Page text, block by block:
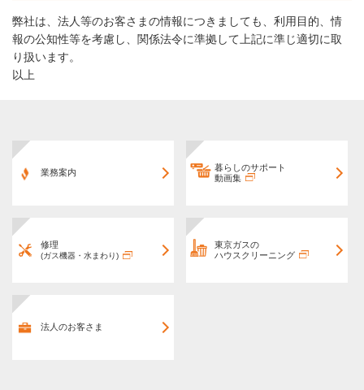
弊社は、法人等のお客さまの情報につきましても、利用目的、情
報の公知性等を考慮し、関係法令に準拠して上記に準じ適切に取
り扱います。
以上
業務案内
暮らしのサポート
動画集
修理
(ガス機器・水まわり)
東京ガスの
ハウスクリーニング
法人のお客さま